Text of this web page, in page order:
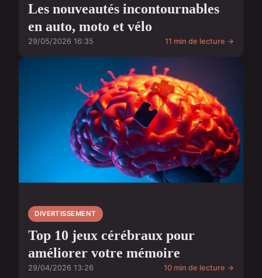
Les nouveautés incontournables
en auto, moto et vélo
29/05/2026 16:35 11 min de lecture →
DIVERTISSEMENT
Top 10 jeux cérébraux pour
améliorer votre mémoire
29/04/2026 13:26 10 min de lecture →